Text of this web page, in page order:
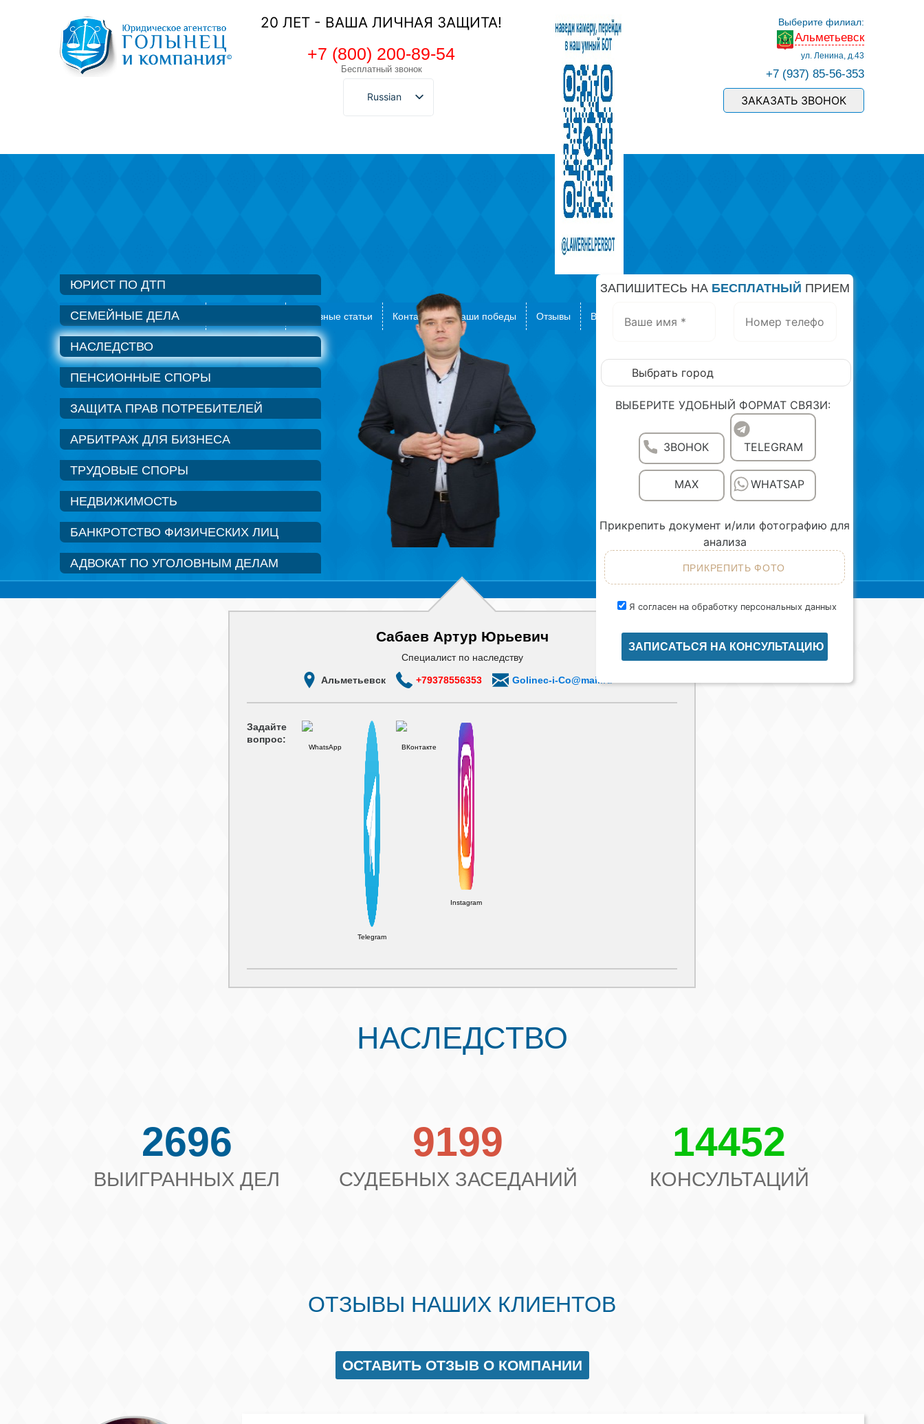
20 ЛЕТ - ВАША ЛИЧНАЯ ЗАЩИТА!
+7 (800) 200-89-54
Бесплатный звонок
Russian
Выберите филиал:
Альметьевск
ул. Ленина, д.43
+7 (937) 85-56-353
ЗАКАЗАТЬ ЗВОНОК
Услуги и наши специалисты Полезные статьи Контакты Наши победы Отзывы Видео о нас Задать вопрос
ЮРИСТ ПО ДТП
СЕМЕЙНЫЕ ДЕЛА
НАСЛЕДСТВО
ПЕНСИОННЫЕ СПОРЫ
ЗАЩИТА ПРАВ ПОТРЕБИТЕЛЕЙ
АРБИТРАЖ ДЛЯ БИЗНЕСА
ТРУДОВЫЕ СПОРЫ
НЕДВИЖИМОСТЬ
БАНКРОТСТВО ФИЗИЧЕСКИХ ЛИЦ
АДВОКАТ ПО УГОЛОВНЫМ ДЕЛАМ
ЗАПИШИТЕСЬ НА БЕСПЛАТНЫЙ ПРИЕМ
ВЫБЕРИТЕ УДОБНЫЙ ФОРМАТ СВЯЗИ:
ЗВОНОК TELEGRAM
MAX WHATSAP
Прикрепить документ и/или фотографию для
анализа
Я согласен на обработку персональных данных
Сабаев Артур Юрьевич
Cпециалист по наследству
Альметьевск +79378556353 Golinec-i-Co@mail.ru
Задайте
вопрос:
WhatsApp
Telegram
ВКонтакте
Instagram
НАСЛЕДСТВО
2696
ВЫИГРАННЫХ ДЕЛ
9199
СУДЕБНЫХ ЗАСЕДАНИЙ
14452
КОНСУЛЬТАЦИЙ
ОТЗЫВЫ НАШИХ КЛИЕНТОВ
ОСТАВИТЬ ОТЗЫВ О КОМПАНИИ